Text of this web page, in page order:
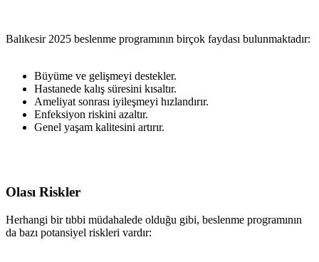
Balıkesir 2025 beslenme programının birçok faydası bulunmaktadır:
Büyüme ve gelişmeyi destekler.
Hastanede kalış süresini kısaltır.
Ameliyat sonrası iyileşmeyi hızlandırır.
Enfeksiyon riskini azaltır.
Genel yaşam kalitesini artırır.
Olası Riskler
Herhangi bir tıbbi müdahalede olduğu gibi, beslenme programının
da bazı potansiyel riskleri vardır: